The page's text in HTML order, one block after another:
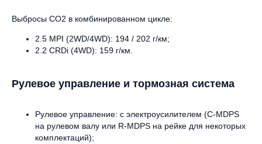
Выбросы CO2 в комбинированном цикле:
2.5 MPI (2WD/4WD): 194 / 202 г/км;
2.2 CRDi (4WD): 159 г/км.
Рулевое управление и тормозная система
Рулевое управление: с электроусилителем (C-MDPS
на рулевом валу или R-MDPS на рейке для некоторых
комплектаций);